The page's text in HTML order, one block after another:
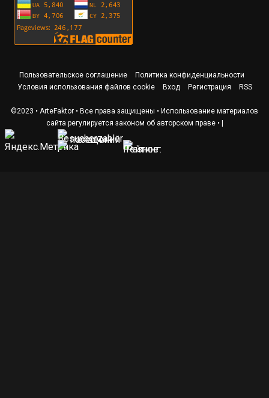
Пользовательское соглашение
Политика конфиденциальности
Условия использования файлов cookie
Вход Регистрация RSS
©2023 • ArteFaktor • Все права защищены • Использование материалов
сайта регулируется законом об авторском праве • |